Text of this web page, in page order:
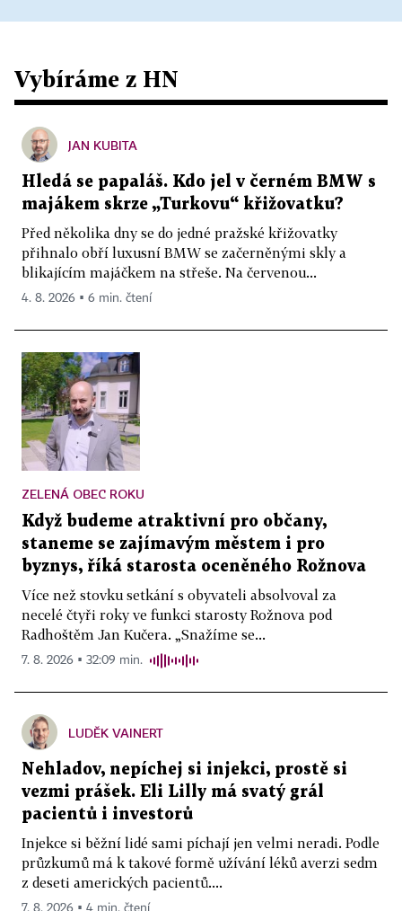
Vybíráme z HN
JAN KUBITA
Hledá se papaláš. Kdo jel v černém BMW s
majákem skrze „Turkovu“ křižovatku?
Před několika dny se do jedné pražské křižovatky
přihnalo obří luxusní BMW se začerněnými skly a
blikajícím majáčkem na střeše. Na červenou...
4. 8. 2026 ▪ 6 min. čtení
ZELENÁ OBEC ROKU
Když budeme atraktivní pro občany,
staneme se zajímavým městem i pro
byznys, říká starosta oceněného Rožnova
Více než stovku setkání s obyvateli absolvoval za
necelé čtyři roky ve funkci starosty Rožnova pod
Radhoštěm Jan Kučera. „Snažíme se...
7. 8. 2026 ▪ 32:09 min.
LUDĚK VAINERT
Nehladov, nepíchej si injekci, prostě si
vezmi prášek. Eli Lilly má svatý grál
pacientů i investorů
Injekce si běžní lidé sami píchají jen velmi neradi. Podle
průzkumů má k takové formě užívání léků averzi sedm
z deseti amerických pacientů....